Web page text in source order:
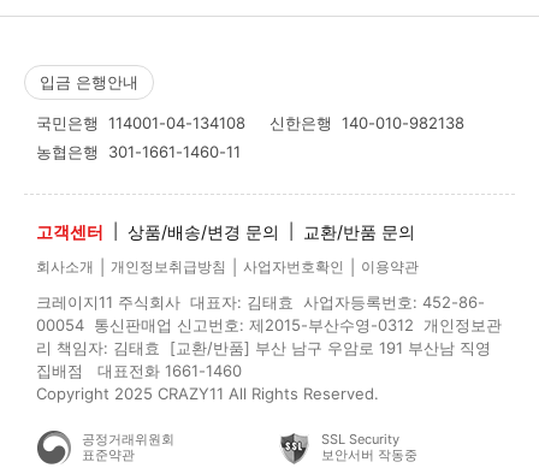
입금 은행안내
국민은행 114001-04-134108 신한은행 140-010-982138
농협은행 301-1661-1460-11
고객센터 상품/배송/변경 문의 교환/반품 문의
회사소개 개인정보취급방침 사업자번호확인 이용약관
크레이지11 주식회사 대표자: 김태효 사업자등록번호: 452-86-
00054 통신판매업 신고번호: 제2015-부산수영-0312 개인정보관
리 책임자: 김태효 [교환/반품] 부산 남구 우암로 191 부산남 직영
집배점 대표전화 1661-1460
Copyright 2025 CRAZY11 All Rights Reserved.
공정거래위원회
표준약관
SSL Security
보안서버 작동중